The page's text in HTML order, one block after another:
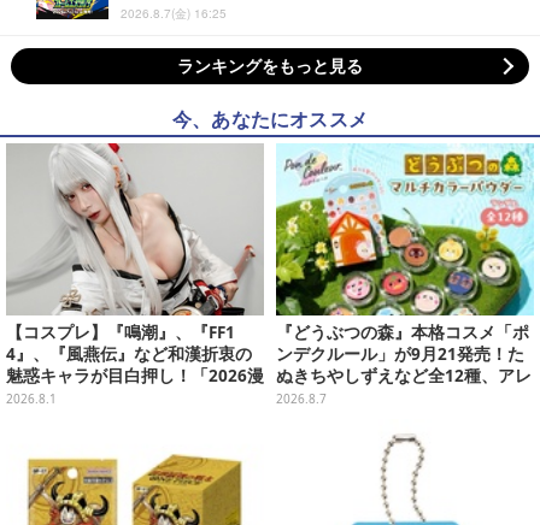
2026.8.7(金) 16:25
ランキングをもっと見る
今、あなたにオススメ
【コスプレ】『鳴潮』、『FF1
4』、『風燕伝』など和漢折衷の
魅惑キャラが目白押し！「2026漫
画博覧会」美麗レイヤー13選【写
2026.8.1
『どうぶつの森』本格コスメ「ポ
ンデクルール」が9月21発売！た
ぬきちやしずえなど全12種、アレ
ンジできるリアクションシールも
2026.8.7